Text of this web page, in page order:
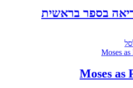
בספר בראשית
Moses as